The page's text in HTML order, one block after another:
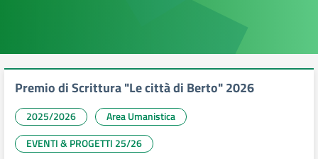
Premio di Scrittura "Le città di Berto" 2026
2025/2026
Area Umanistica
EVENTI & PROGETTI 25/26